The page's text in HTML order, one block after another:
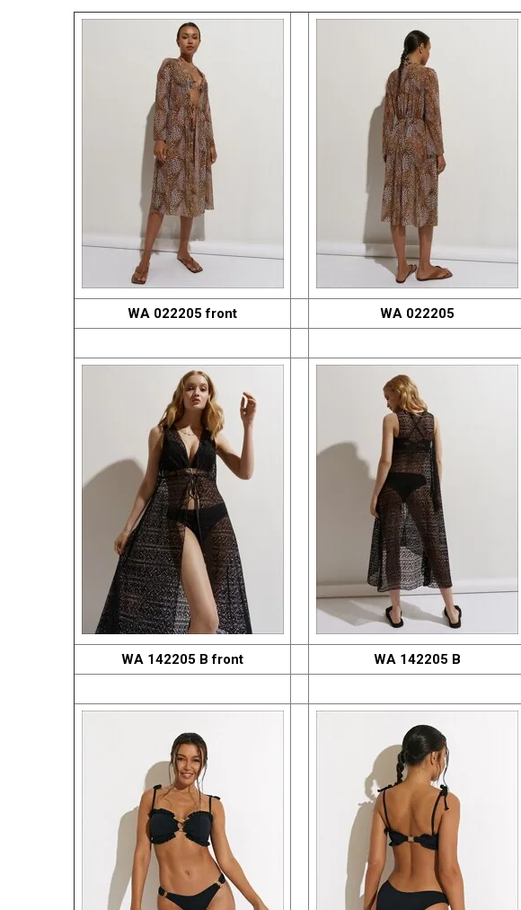
ISABEL MORA
WA 022205 front WA 022205
WA 142205 B front WA 142205 B